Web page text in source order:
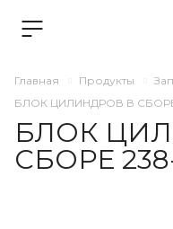
Главная Продукты
БЛОК ЦИЛИНДРОВ В СБОРЕ
БЛОК
СБОРЕ